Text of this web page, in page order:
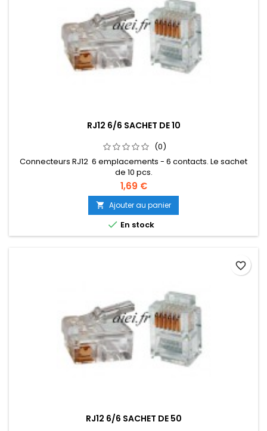
RJ12 6/6 SACHET DE 10
(0)
Connecteurs RJ12 6 emplacements - 6 contacts. Le sachet
de 10 pcs.
1,69 €
 Ajouter au panier
 En stock
RJ12 6/6 SACHET DE 50
favorite_border